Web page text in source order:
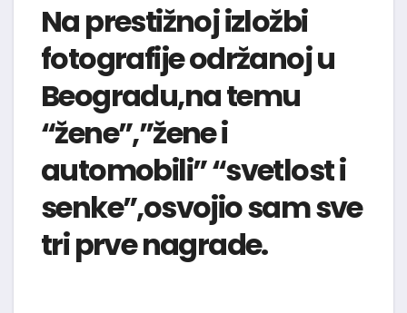
Na prestižnoj izložbi
fotografije održanoj u
Beogradu,na temu
“žene”,”žene i
automobili” “svetlost i
senke”,osvojio sam sve
tri prve nagrade.